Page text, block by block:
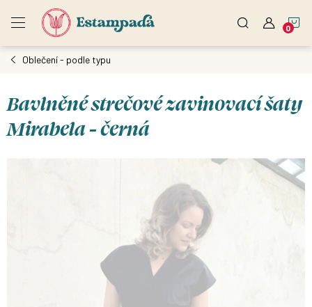
Oblečení - podle typu
Bavlněné strečové zavinovací šaty
Mirabela - černá